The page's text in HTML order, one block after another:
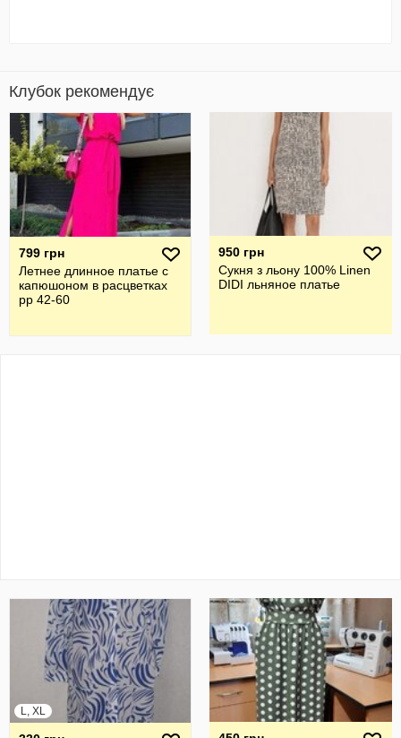
Клубок рекомендує
799 грн
Летнее длинное платье с
капюшоном в расцветках
рр 42-60
950 грн
Сукня з льону 100% Linen
DIDI льняное платье
L, XL